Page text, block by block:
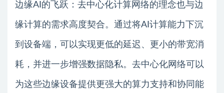
边缘AI的飞跃：去中心化计算网络的理念也与边
缘计算的需求高度契合。通过将AI计算能力下沉
到设备端，可以实现更低的延迟、更小的带宽消
耗，并进一步增强数据隐私。去中心化网络可以
为这些边缘设备提供更强大的算力支持和协同能